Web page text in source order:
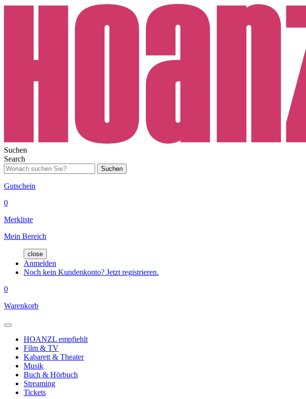
Suchen
Search
Suchen
Gutschein
0
Merkliste
Mein Bereich
close
Anmelden
Noch kein Kundenkonto? Jetzt registrieren.
0
Warenkorb
HOANZL empfiehlt
Film & TV
Kabarett & Theater
Musik
Buch & Hörbuch
Streaming
Tickets